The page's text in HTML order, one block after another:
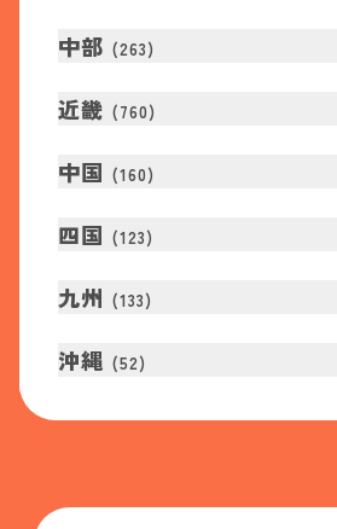
中部 (263)
近畿 (760)
中国 (160)
四国 (123)
九州 (133)
沖縄 (52)